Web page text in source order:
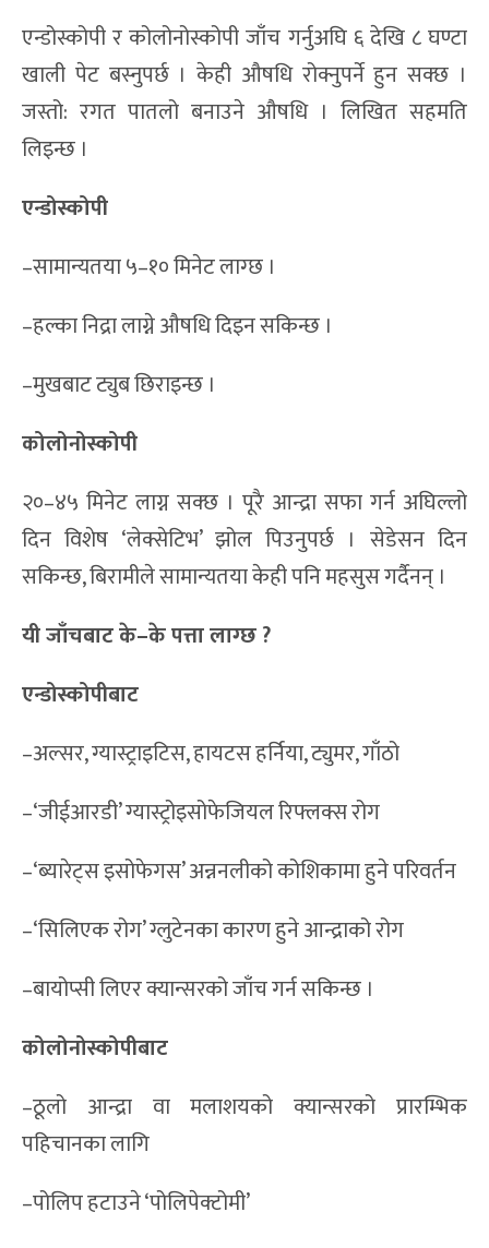
एन्डोस्कोपी र कोलोनोस्कोपी जाँच गर्नुअघि ६ देखि ८ घण्टा
खाली पेट बस्नुपर्छ । केही औषधि रोक्नुपर्ने हुन सक्छ ।
जस्तो: रगत पातलो बनाउने औषधि । लिखित सहमति
लिइन्छ ।
एन्डोस्कोपी
–सामान्यतया ५–१० मिनेट लाग्छ ।
–हल्का निद्रा लाग्ने औषधि दिइन सकिन्छ ।
–मुखबाट ट्युब छिराइन्छ ।
कोलोनोस्कोपी
२०–४५ मिनेट लाग्न सक्छ । पूरै आन्द्रा सफा गर्न अघिल्लो
दिन विशेष ‘लेक्सेटिभ’ झोल पिउनुपर्छ । सेडेसन दिन
सकिन्छ, बिरामीले सामान्यतया केही पनि महसुस गर्दैनन् ।
यी जाँचबाट के–के पत्ता लाग्छ ?
एन्डोस्कोपीबाट
–अल्सर, ग्यास्ट्राइटिस, हायटस हर्निया, ट्युमर, गाँठो
–‘जीईआरडी’ ग्यास्ट्रोइसोफेजियल रिफ्लक्स रोग
–‘ब्यारेट्स इसोफेगस’ अन्ननलीको कोशिकामा हुने परिवर्तन
–‘सिलिएक रोग’ ग्लुटेनका कारण हुने आन्द्राको रोग
–बायोप्सी लिएर क्यान्सरको जाँच गर्न सकिन्छ ।
कोलोनोस्कोपीबाट
–ठूलो आन्द्रा वा मलाशयको क्यान्सरको प्रारम्भिक
पहिचानका लागि
–पोलिप हटाउने ‘पोलिपेक्टोमी’